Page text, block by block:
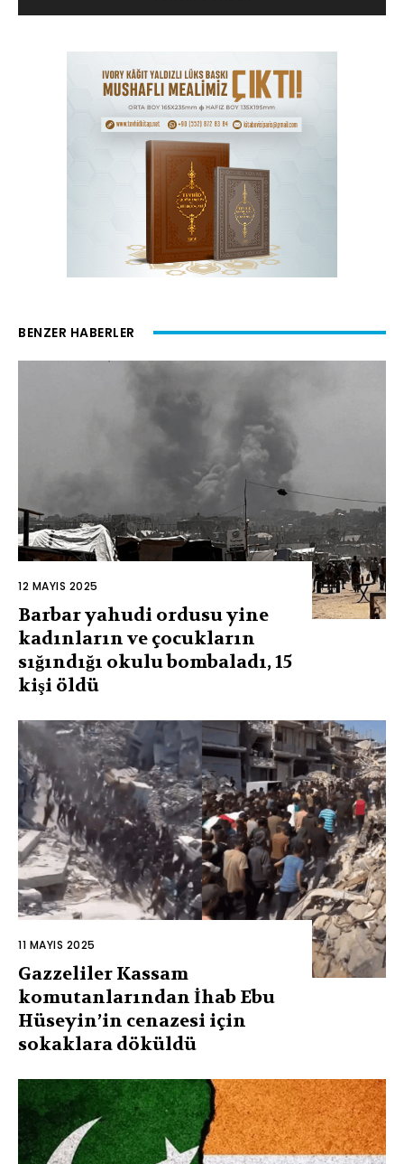
BENZER HABERLER
12 MAYIS 2025
Barbar yahudi ordusu yine
kadınların ve çocukların
sığındığı okulu bombaladı, 15
kişi öldü
11 MAYIS 2025
Gazzeliler Kassam
komutanlarından İhab Ebu
Hüseyin’in cenazesi için
sokaklara döküldü